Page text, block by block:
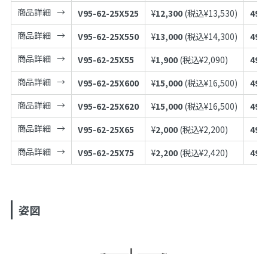
商品詳細
V95-62-25X525 ¥12,300 (税込¥13,530)
商品詳細
V95-62-25X550 ¥13,000 (税込¥14,300)
商品詳細
V95-62-25X55 ¥1,900 (税込¥2,090)
商品詳細
V95-62-25X600 ¥15,000 (税込¥16,500)
商品詳細
V95-62-25X620 ¥15,000 (税込¥16,500)
商品詳細
V95-62-25X65 ¥2,000 (税込¥2,200)
商品詳細
V95-62-25X75 ¥2,200 (税込¥2,420)
姿図